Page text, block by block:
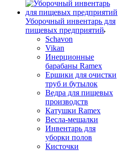
Уборочный инвентарь для
пищевых предприятий
Schavon
Vikan
Инерционные
барабаны Ramex
Ершики для очистки
труб и бутылок
Ведра для пищевых
производств
Катушки Ramex
Весла-мешалки
Инвентарь для
уборки полов
Кисточки